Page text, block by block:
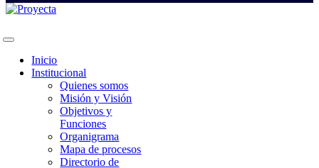
Inicio
Institucional
Quienes somos
Misión y Visión
Objetivos y
Funciones
Organigrama
Mapa de procesos
Directorio de